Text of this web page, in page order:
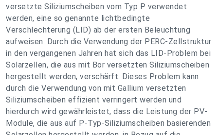
versetzte Siliziumscheiben vom Typ P verwendet
werden, eine so genannte lichtbedingte
Verschlechterung (LID) ab der ersten Beleuchtung
aufweisen. Durch die Verwendung der PERC-Zellstruktur
in den vergangenen Jahren hat sich das LID-Problem bei
Solarzellen, die aus mit Bor versetzten Siliziumscheiben
hergestellt werden, verschärft. Dieses Problem kann
durch die Verwendung von mit Gallium versetzten
Siliziumscheiben effizient verringert werden und
hierdurch wird gewährleistet, dass die Leistung der PV-
Module, die aus auf P-Typ-Siliziumscheiben basierenden